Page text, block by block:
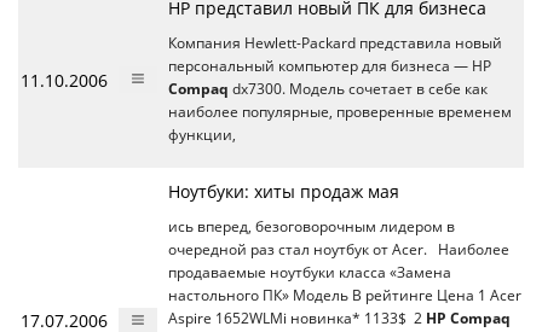
11.10.2006
HP представил новый ПК для бизнеса
Компания Нewlett-Рackard представила новый
персональный компьютер для бизнеса — HP
Compaq dx7300. Модель сочетает в себе как
наиболее популярные, проверенные временем
функции,
17.07.2006
Ноутбуки: хиты продаж мая
ись вперед, безоговорочным лидером в
очередной раз стал ноутбук от Acer. Наиболее
продаваемые ноутбуки класса «Замена
настольного ПК» Модель В рейтинге Цена 1 Acer
Aspire 1652WLMi новинка* 1133$ 2 HP Compaq